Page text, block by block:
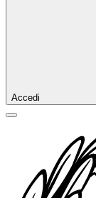
Accedi